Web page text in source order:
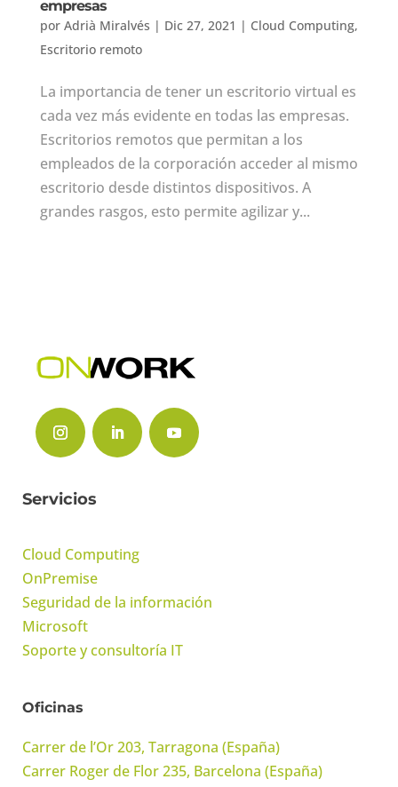
empresas
por Adrià Miralvés | Dic 27, 2021 | Cloud Computing,
Escritorio remoto
La importancia de tener un escritorio virtual es
cada vez más evidente en todas las empresas.
Escritorios remotos que permitan a los
empleados de la corporación acceder al mismo
escritorio desde distintos dispositivos. A
grandes rasgos, esto permite agilizar y...
Servicios
Cloud Computing
OnPremise
Seguridad de la información
Microsoft
Soporte y consultoría IT
Oficinas
Carrer de l’Or 203, Tarragona (España)
Carrer Roger de Flor 235, Barcelona (España)